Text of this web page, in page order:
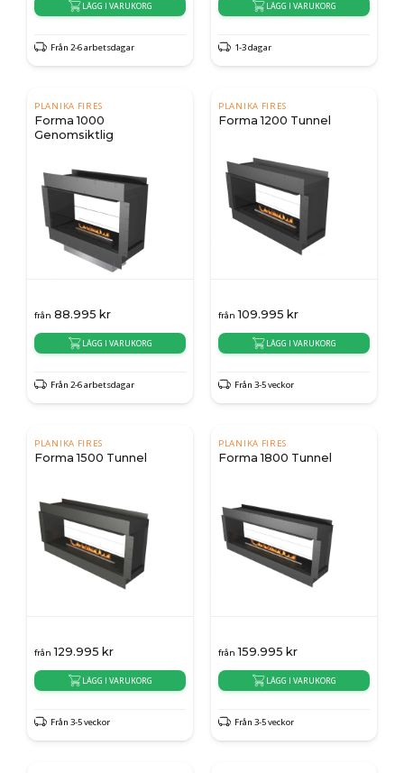
LÄGG I VARUKORG
Från 2-6 arbetsdagar
LÄGG I VARUKORG
1-3 dagar
PLANIKA FIRES
Forma 1000
Genomsiktlig
från 88.995 kr
LÄGG I VARUKORG
Från 2-6 arbetsdagar
PLANIKA FIRES
Forma 1200 Tunnel
från 109.995 kr
LÄGG I VARUKORG
Från 3-5 veckor
PLANIKA FIRES
Forma 1500 Tunnel
från 129.995 kr
LÄGG I VARUKORG
Från 3-5 veckor
PLANIKA FIRES
Forma 1800 Tunnel
från 159.995 kr
LÄGG I VARUKORG
Från 3-5 veckor